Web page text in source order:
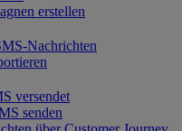
erstellen
Nachrichten
versendet
senden